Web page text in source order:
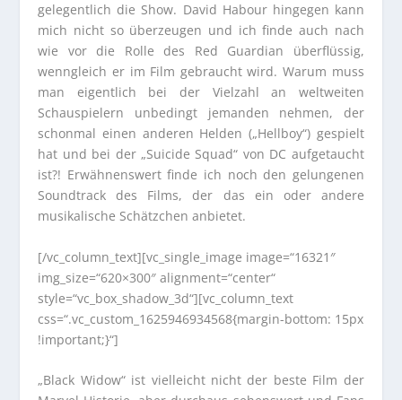
gelegentlich die Show. David Habour hingegen kann
mich nicht so überzeugen und ich finde auch nach
wie vor die Rolle des Red Guardian überflüssig,
wenngleich er im Film gebraucht wird. Warum muss
man eigentlich bei der Vielzahl an weltweiten
Schauspielern unbedingt jemanden nehmen, der
schonmal einen anderen Helden („Hellboy“) gespielt
hat und bei der „Suicide Squad“ von DC aufgetaucht
ist?! Erwähnenswert finde ich noch den gelungenen
Soundtrack des Films, der das ein oder andere
musikalische Schätzchen anbietet.
[/vc_column_text][vc_single_image image=“16321″
img_size=“620×300″ alignment=“center“
style=“vc_box_shadow_3d“][vc_column_text
css=“.vc_custom_1625946934568{margin-bottom: 15px
!important;}“]
„Black Widow“ ist vielleicht nicht der beste Film der